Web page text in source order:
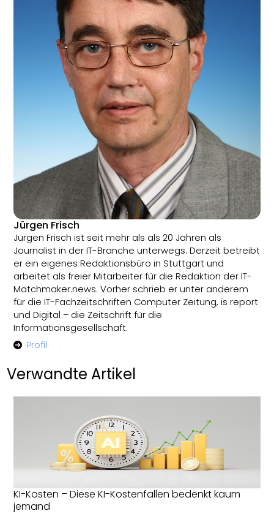
Jürgen Frisch
Jürgen Frisch ist seit mehr als als 20 Jahren als
Journalist in der IT-Branche unterwegs. Derzeit betreibt
er ein eigenes Redaktionsbüro in Stuttgart und
arbeitet als freier Mitarbeiter für die Redaktion der IT-
Matchmaker.news. Vorher schrieb er unter anderem
für die IT-Fachzeitschriften Computer Zeitung, is report
und Digital – die Zeitschrift für die
Informationsgesellschaft.
Profil
Verwandte Artikel
KI-Kosten – Diese KI-Kostenfallen bedenkt kaum
jemand